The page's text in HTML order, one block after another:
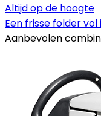
Altijd op de hoogte
Een frisse folder
Aanbevolen